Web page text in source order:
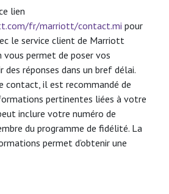
lien
fr/marriott/contact.mi pour
le service client de Marriott
permet de poser vos
des réponses dans un bref délai.
contact, il est recommandé de
pertinentes liées à votre
inclure votre numéro de
du programme de fidélité. La
permet d’obtenir une